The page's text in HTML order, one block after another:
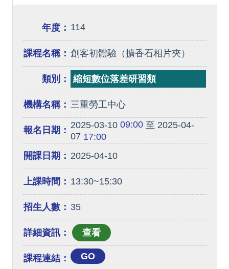
年度： 114
課程名稱： 創客初體驗（擴香石相片夾）
類別： 縮短數位落差研習類
機構名稱： 三重勞工中心
報名日期： 2025-03-1009:00至 2025-04-
07 17:00
開課日期： 2025-04-10
上課時間： 13:30~15:30
招生人數： 35
詳細資訊：
課程連結： GO